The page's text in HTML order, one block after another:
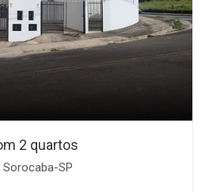
2 quartos
SP